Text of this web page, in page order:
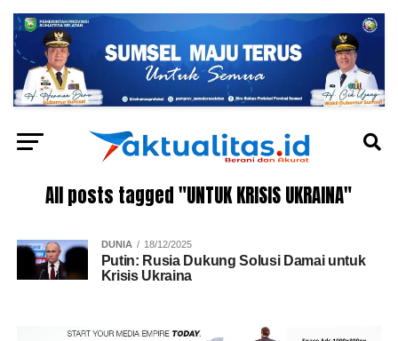
All posts tagged "UNTUK KRISIS UKRAINA"
DUNIA 18/12/2025
Putin: Rusia Dukung Solusi Damai untuk
Krisis Ukraina